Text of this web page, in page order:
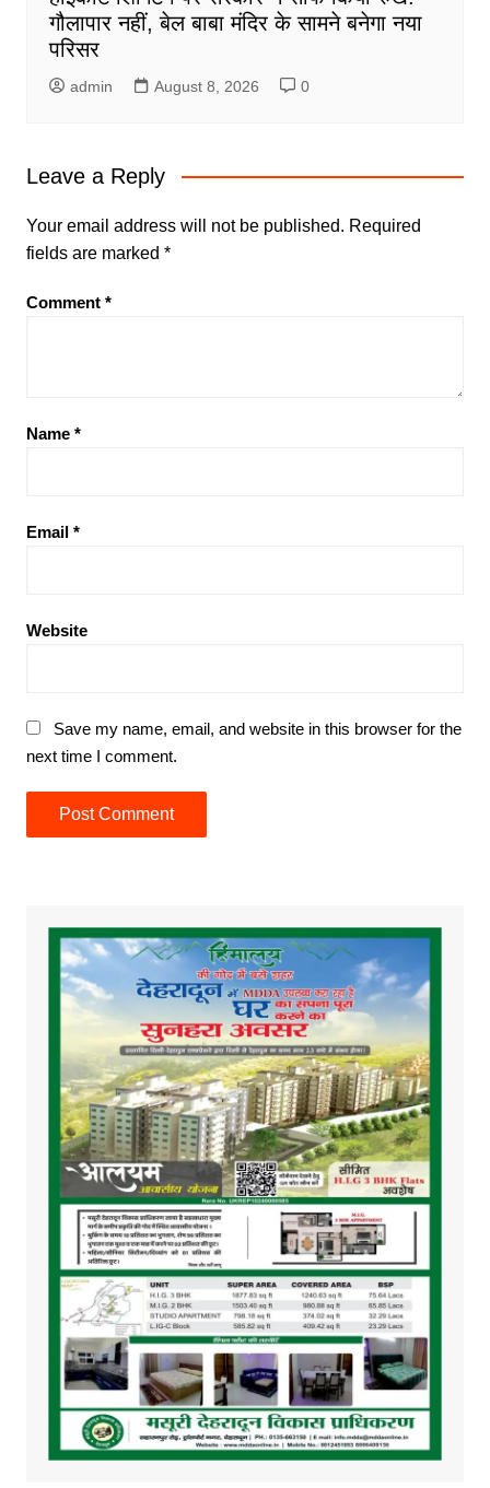
गौलापार नहीं, बेल बाबा मंदिर के सामने बनेगा नया
परिसर
admin August 8, 2026 0
Leave a Reply
Your email address will not be published. Required
fields are marked *
Comment *
Name *
Email *
Website
Save my name, email, and website in this browser for the
next time I comment.